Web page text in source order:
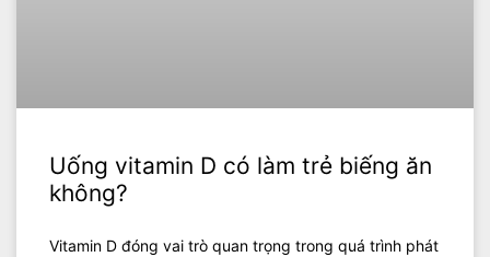
Uống vitamin D có làm trẻ biếng ăn
không?
Vitamin D đóng vai trò quan trọng trong quá trình phát